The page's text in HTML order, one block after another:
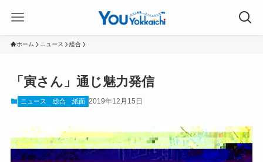
ホーム ニュース 総合
「寅さん」通じ魅力発信
ニュース 総合 紙面 2019年12月15日